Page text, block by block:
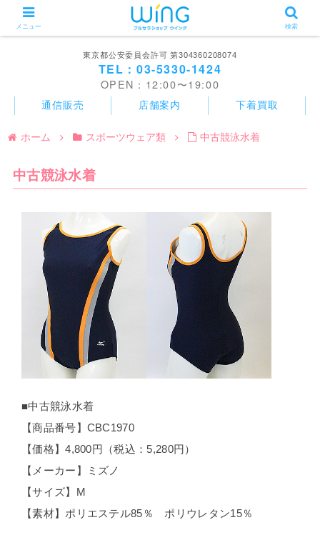
東京都公安委員会許可 第304360208074
TEL：03-5330-1424
OPEN：12:00〜19:00
通信販売 店舗案内 下着買取
ホーム スポーツウェア類 中古競泳水着
中古競泳水着
■中古競泳水着
【商品番号】CBC1970
【価格】4,800円（税込：5,280円）
【メーカー】ミズノ
【サイズ】M
【素材】ポリエステル85％ ポリウレタン15％
メニュー 検索